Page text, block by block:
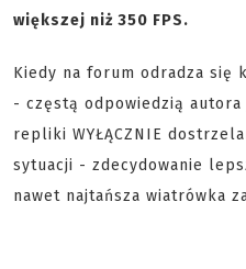
większej niż 350 FPS.
Kiedy na forum odradza
- częstą odpowiedzią
repliki WYŁĄCZNIE
sytuacji - zdecydowanie
nawet najtańsza wiatrówka